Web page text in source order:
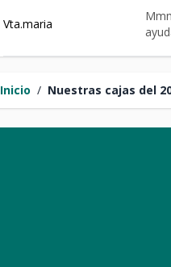
Inicio / Nuestras cajas del
Vta.maria